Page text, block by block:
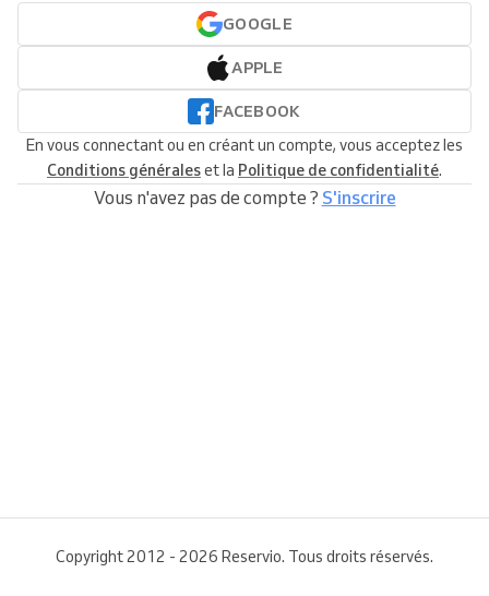
GOOGLE
APPLE
FACEBOOK
En vous connectant ou en créant un compte, vous acceptez les
Conditions généraleset la Politique de confidentialité.
Vous n'avez pas de compte ? S'inscrire
Copyright 2012 - 2026 Reservio. Tous droits réservés.